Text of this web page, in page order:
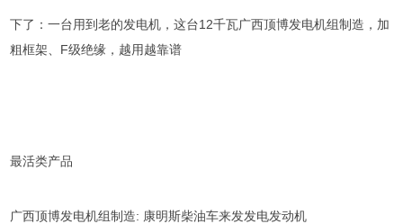
下了：一台用到老的发电机，这台12千瓦广西顶博发电机组制造，加
粗框架、F级绝缘，越用越靠谱
最活类产品
广西顶博发电机组制造: 康明斯柴油车来发发电发动机